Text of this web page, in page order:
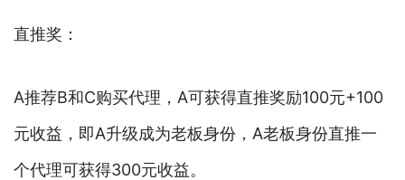
直推奖：
A推荐B和C购买代理，A可获得直推奖励100元+100
元收益，即A升级成为老板身份，A老板身份直推一
个代理可获得300元收益。